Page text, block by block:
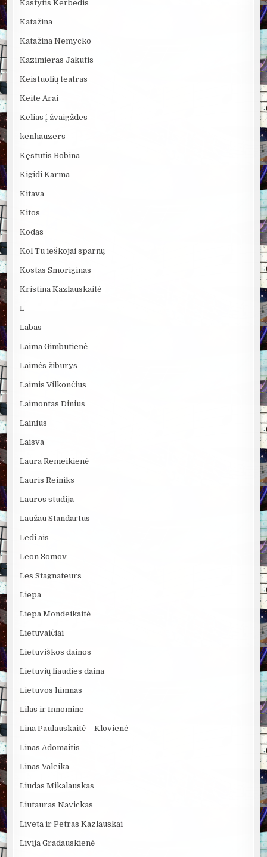
Kastytis Kerbedis
Katažina
Katažina Nemycko
Kazimieras Jakutis
Keistuolių teatras
Keite Arai
Kelias į žvaigždes
kenhauzers
Kęstutis Bobina
Kigidi Karma
Kitava
Kitos
Kodas
Kol Tu ieškojai sparnų
Kostas Smoriginas
Kristina Kazlauskaitė
L
Labas
Laima Gimbutienė
Laimės žiburys
Laimis Vilkončius
Laimontas Dinius
Lainius
Laisva
Laura Remeikienė
Lauris Reiniks
Lauros studija
Laužau Standartus
Ledi ais
Leon Somov
Les Stagnateurs
Liepa
Liepa Mondeikaitė
Lietuvaičiai
Lietuviškos dainos
Lietuvių liaudies daina
Lietuvos himnas
Lilas ir Innomine
Lina Paulauskaitė – Klovienė
Linas Adomaitis
Linas Valeika
Liudas Mikalauskas
Liutauras Navickas
Liveta ir Petras Kazlauskai
Livija Gradauskienė